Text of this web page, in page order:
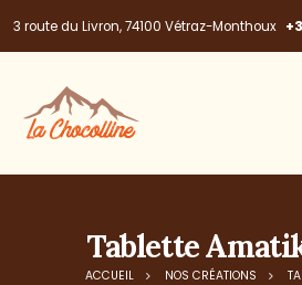
3 route du Livron, 74100 Vétraz-Monthoux
Tablette
ACCUEIL NOS CRÉATIONS